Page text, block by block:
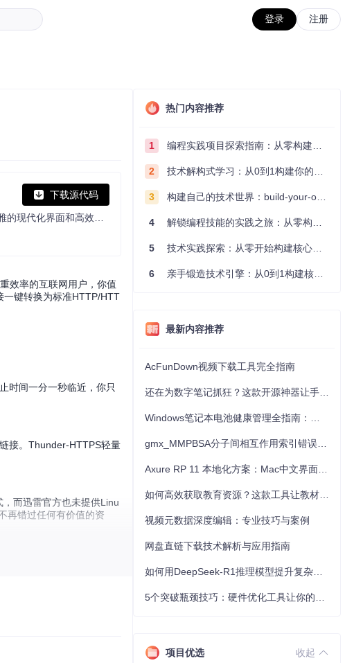
登录 注册
下载源代码
效率的互联网用户，你值
一键转换为标准HTTP/HTT
时间一分一秒临近，你只
接。Thunder-HTTPS轻量
而迅雷官方也未提供Linu
再错过任何有价值的资
了这种限制，让下载变得
热门内容推荐
1 编程实践项目探索指南：从零构建技术能力体系
2 技术解构式学习：从0到1构建你的编程知识体系
3 构建自己的技术世界：build-your-own-x项目的实践探索指南
4 解锁编程技能的实践之旅：从零构建你的技术世界
5 技术实践探索：从零开始构建核心系统的实践指南
6 亲手锻造技术引擎：从0到1构建核心系统的实践指南
最新内容推荐
AcFunDown视频下载工具完全指南
视频元数据深度编辑：专业技巧与案例
网盘直链下载技术解析与应用指南
项目优选 收起